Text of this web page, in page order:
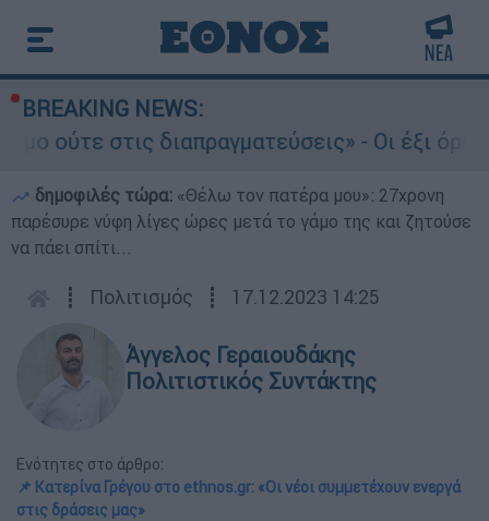
BREAKING NEWS:
- Οι έξι όροι του Ιράν
δημοφιλές τώρα: «Θέλω τον πατέρα μου»: 27χρονη
παρέσυρε νύφη λίγες ώρες μετά το γάμο της και ζητούσε
να πάει σπίτι...
┋ Πολιτισμός ┋ 17.12.2023 14:25
Άγγελος Γεραιουδάκης
Πολιτιστικός Συντάκτης
Ενότητες στο άρθρο:
📌 Κατερίνα Γρέγου στο ethnos.gr: «Οι νέοι συμμετέχουν ενεργά
στις δράσεις μας»